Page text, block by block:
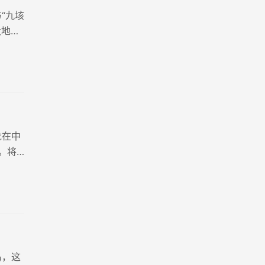
九垓
，
中
将
这